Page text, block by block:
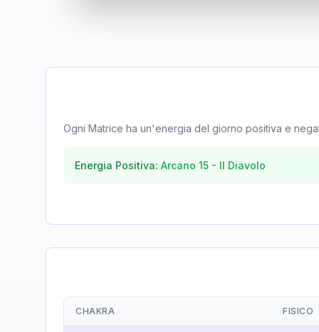
Ogni Matrice ha un'energia del giorno positiva e
Energia Positiva: Arcano 15 - Il Diavolo
CHAKRA FISICO